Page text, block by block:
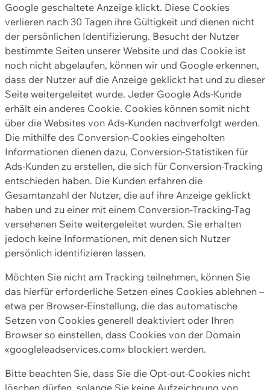
Google geschaltete Anzeige klickt. Diese Cookies
verlieren nach 30 Tagen ihre Gültigkeit und dienen nicht
der persönlichen Identifizierung. Besucht der Nutzer
bestimmte Seiten unserer Website und das Cookie ist
noch nicht abgelaufen, können wir und Google erkennen,
dass der Nutzer auf die Anzeige geklickt hat und zu dieser
Seite weitergeleitet wurde. Jeder Google Ads-Kunde
erhält ein anderes Cookie. Cookies können somit nicht
über die Websites von Ads-Kunden nachverfolgt werden.
Die mithilfe des Conversion-Cookies eingeholten
Informationen dienen dazu, Conversion-Statistiken für
Ads-Kunden zu erstellen, die sich für Conversion-Tracking
entschieden haben. Die Kunden erfahren die
Gesamtanzahl der Nutzer, die auf ihre Anzeige geklickt
haben und zu einer mit einem Conversion-Tracking-Tag
versehenen Seite weitergeleitet wurden. Sie erhalten
jedoch keine Informationen, mit denen sich Nutzer
persönlich identifizieren lassen.
Möchten Sie nicht am Tracking teilnehmen, können Sie
das hierfür erforderliche Setzen eines Cookies ablehnen –
etwa per Browser-Einstellung, die das automatische
Setzen von Cookies generell deaktiviert oder Ihren
Browser so einstellen, dass Cookies von der Domain
«googleleadservices.com» blockiert werden.
Bitte beachten Sie, dass Sie die Opt-out-Cookies nicht